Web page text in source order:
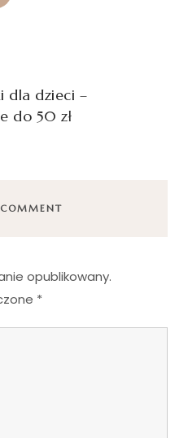
dla dzieci –
do 50 zł
opublikowany.
*